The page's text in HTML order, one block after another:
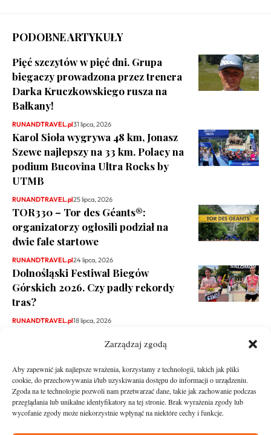
Zarządzaj zgodą
Aby zapewnić jak najlepsze wrażenia, korzystamy z technologii, takich jak pliki
cookie, do przechowywania i/lub uzyskiwania dostępu do informacji o urządzeniu.
Zgoda na te technologie pozwoli nam przetwarzać dane, takie jak zachowanie podczas
przeglądania lub unikalne identyfikatory na tej stronie. Brak wyrażenia zgody lub
wycofanie zgody może niekorzystnie wpłynąć na niektóre cechy i funkcje.
PODOBNE ARTYKUŁY
Pięć szczytów w pięć dni. Grupa
biegaczy prowadzona przez trenera
Darka Kruczkowskiego rusza na
Bałkany!
RUNANDTRAVEL.pl31 lipca, 2026
Karol Sioła wygrywa 48 km, Jonasz
Szewc najlepszy na 33 km. Polacy na
podium Bucovina Ultra Rocks by
UTMB
RUNANDTRAVEL.pl25 lipca, 2026
TOR330 – Tor des Géants®:
organizatorzy ogłosili podział na
dwie fale startowe
RUNANDTRAVEL.pl24 lipca, 2026
Dolnośląski Festiwal Biegów
Górskich 2026. Czy padły rekordy
tras?
RUNANDTRAVEL.pl18 lipca, 2026